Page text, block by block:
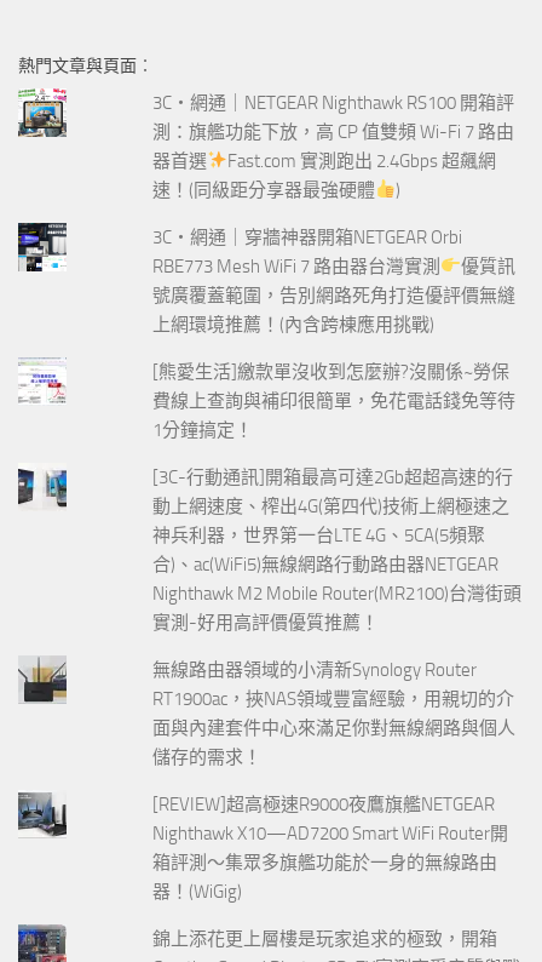
字:
熱門文章與頁面︰
3C‧網通｜NETGEAR Nighthawk RS100 開箱評
測：旗艦功能下放，高 CP 值雙頻 Wi-Fi 7 路由
器首選
Fast.com 實測跑出 2.4Gbps 超飆網
速！(同級距分享器最強硬體
)
3C‧網通｜穿牆神器開箱NETGEAR Orbi
RBE773 Mesh WiFi 7 路由器台灣實測
優質訊
號廣覆蓋範圍，告別網路死角打造優評價無縫
上網環境推薦！(內含跨棟應用挑戰)
[熊愛生活]繳款單沒收到怎麼辦?沒關係~勞保
費線上查詢與補印很簡單，免花電話錢免等待
1分鐘搞定！
[3C-行動通訊]開箱最高可達2Gb超超高速的行
動上網速度、榨出4G(第四代)技術上網極速之
神兵利器，世界第一台LTE 4G、5CA(5頻聚
合)、ac(WiFi5)無線網路行動路由器NETGEAR
Nighthawk M2 Mobile Router(MR2100)台灣街頭
實測-好用高評價優質推薦！
無線路由器領域的小清新Synology Router
RT1900ac，挾NAS領域豐富經驗，用親切的介
面與內建套件中心來滿足你對無線網路與個人
儲存的需求！
[REVIEW]超高極速R9000夜鷹旗艦NETGEAR
Nighthawk X10—AD7200 Smart WiFi Router開
箱評測～集眾多旗艦功能於一身的無線路由
器！(WiGig)
錦上添花更上層樓是玩家追求的極致，開箱